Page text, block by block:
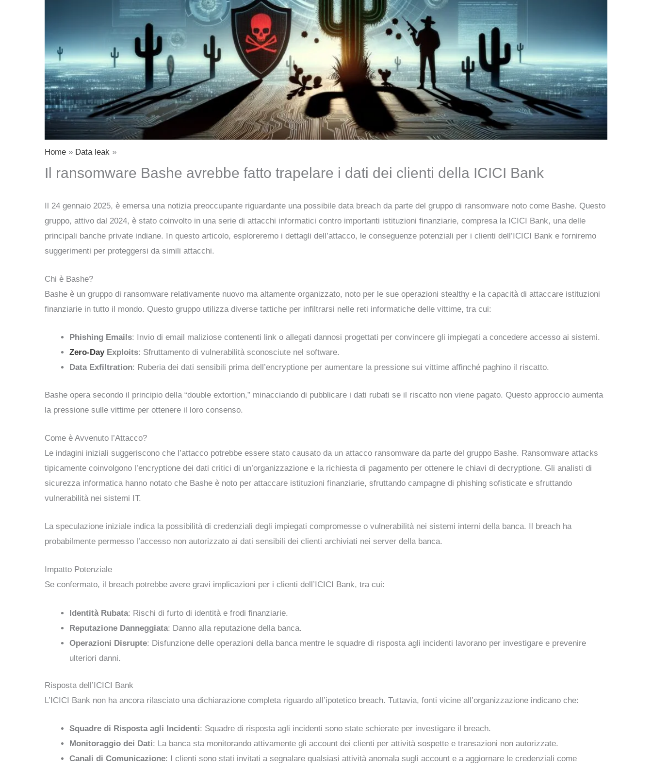
Home Data leak
Il ransomware Bashe avrebbe fatto trapelare i dati dei clienti della ICICI Bank
Il 24 gennaio 2025, è emersa una notizia preoccupante riguardante una possibile data breach da parte del gruppo di ransomware noto come Bashe. Questo
gruppo, attivo dal 2024, è stato coinvolto in una serie di attacchi informatici contro importanti istituzioni finanziarie, compresa la ICICI Bank, una delle
principali banche private indiane. In questo articolo, esploreremo i dettagli dell’attacco, le conseguenze potenziali per i clienti dell’ICICI Bank e forniremo
suggerimenti per proteggersi da simili attacchi.
Chi è Bashe?
Bashe è un gruppo di ransomware relativamente nuovo ma altamente organizzato, noto per le sue operazioni stealthy e la capacità di attaccare istituzioni
finanziarie in tutto il mondo. Questo gruppo utilizza diverse tattiche per infiltrarsi nelle reti informatiche delle vittime, tra cui:
Phishing Emails: Invio di email maliziose contenenti link o allegati dannosi progettati per convincere gli impiegati a concedere accesso ai sistemi.
Zero-DayExploits: Sfruttamento di vulnerabilità sconosciute nel software.
Data Exfiltration: Ruberia dei dati sensibili prima dell’encryptione per aumentare la pressione sui vittime affinché paghino il riscatto.
Bashe opera secondo il principio della “double extortion,” minacciando di pubblicare i dati rubati se il riscatto non viene pagato. Questo approccio aumenta
la pressione sulle vittime per ottenere il loro consenso.
Come è Avvenuto l’Attacco?
Le indagini iniziali suggeriscono che l’attacco potrebbe essere stato causato da un attacco ransomware da parte del gruppo Bashe. Ransomware attacks
tipicamente coinvolgono l’encryptione dei dati critici di un’organizzazione e la richiesta di pagamento per ottenere le chiavi di decryptione. Gli analisti di
sicurezza informatica hanno notato che Bashe è noto per attaccare istituzioni finanziarie, sfruttando campagne di phishing sofisticate e sfruttando
vulnerabilità nei sistemi IT.
La speculazione iniziale indica la possibilità di credenziali degli impiegati compromesse o vulnerabilità nei sistemi interni della banca. Il breach ha
probabilmente permesso l’accesso non autorizzato ai dati sensibili dei clienti archiviati nei server della banca.
Impatto Potenziale
Se confermato, il breach potrebbe avere gravi implicazioni per i clienti dell’ICICI Bank, tra cui:
Identità Rubata: Rischi di furto di identità e frodi finanziarie.
Reputazione Danneggiata: Danno alla reputazione della banca.
Operazioni Disrupte: Disfunzione delle operazioni della banca mentre le squadre di risposta agli incidenti lavorano per investigare e prevenire
ulteriori danni.
Risposta dell’ICICI Bank
L’ICICI Bank non ha ancora rilasciato una dichiarazione completa riguardo all’ipotetico breach. Tuttavia, fonti vicine all’organizzazione indicano che:
Squadre di Risposta agli Incidenti: Squadre di risposta agli incidenti sono state schierate per investigare il breach.
Monitoraggio dei Dati: La banca sta monitorando attivamente gli account dei clienti per attività sospette e transazioni non autorizzate.
Canali di Comunicazione: I clienti sono stati invitati a segnalare qualsiasi attività anomala sugli account e a aggiornare le credenziali come